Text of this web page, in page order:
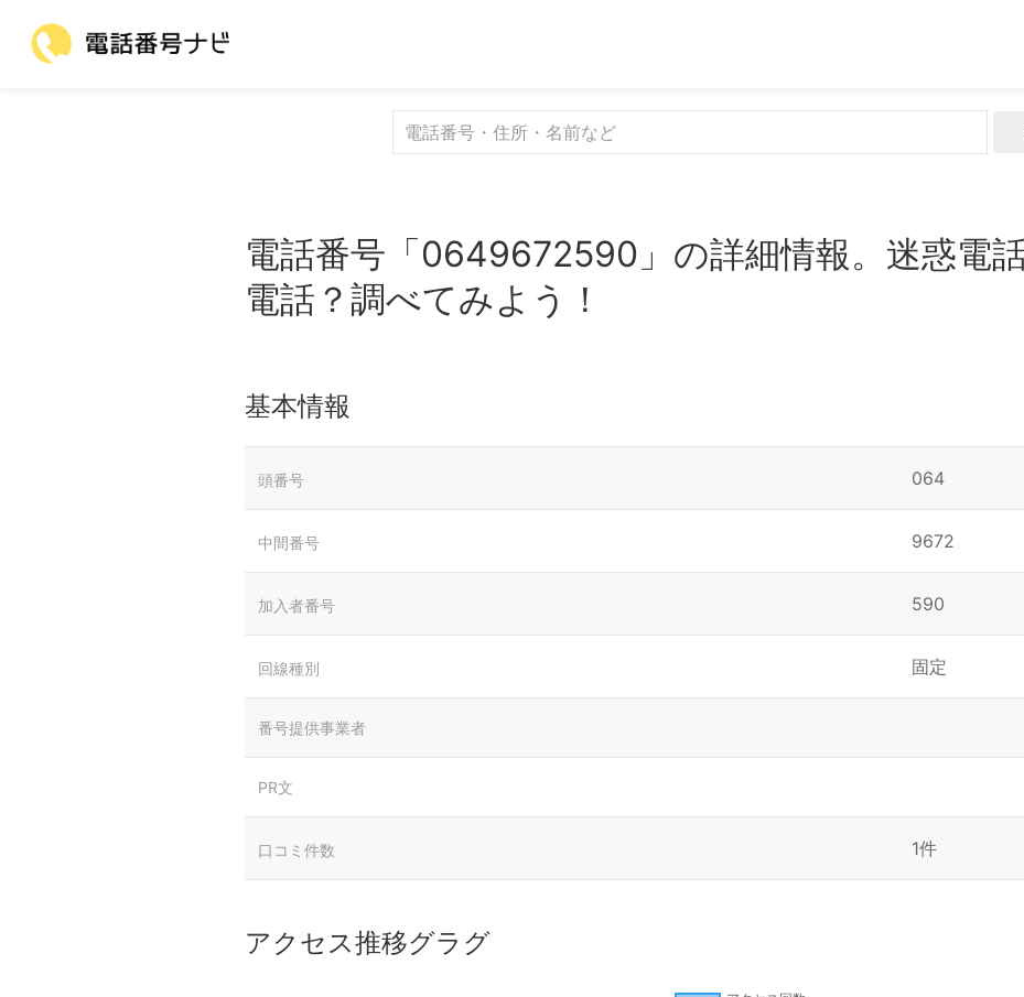
電話番号「0649672590」の詳細情報。迷惑電
電話？調べてみよう！
基本情報
頭番号 064
中間番号 9672
加入者番号 590
回線種別 固定
番号提供事業者
PR文
口コミ件数 1件
アクセス推移グラグ